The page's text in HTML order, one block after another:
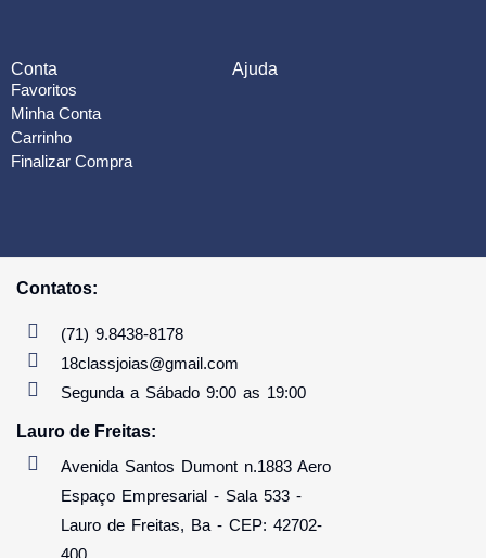
Conta
Favoritos
Minha Conta
Carrinho
Finalizar Compra
Ajuda
Contatos:
(71) 9.8438-8178
18classjoias@gmail.com
Segunda a Sábado 9:00 as 19:00
Lauro de Freitas:
Avenida Santos Dumont n.1883 Aero
Espaço Empresarial - Sala 533 -
Lauro de Freitas, Ba - CEP: 42702-
400